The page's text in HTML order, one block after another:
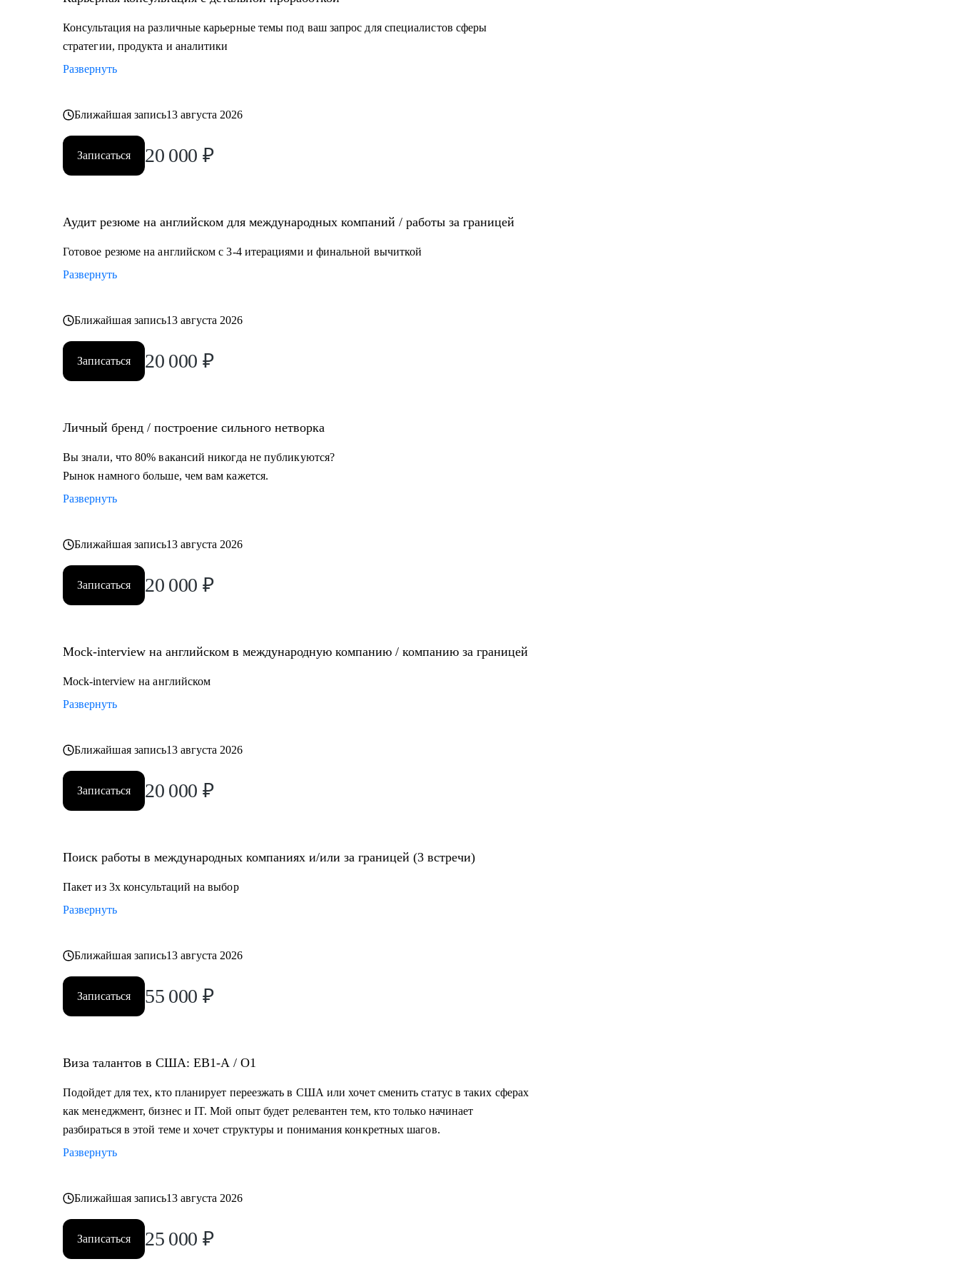
Кому могу помочь:
Product Management, Project Management
• Думает об иммиграции в США по визе талантов О1 / ЕВ1-А
• Хочет поступить в топовые бизнес школы в Европе
Консультация на различные карьерные темы под ваш запрос для специалистов сферы
стратегии, продукта и аналитики
Развернуть
Ближайшая запись13 августа 2026
Записаться 20 000 ₽
Аудит резюме на английском для международных компаний / работы за границей
Готовое резюме на английском с 3-4 итерациями и финальной вычиткой
Развернуть
Ближайшая запись13 августа 2026
Записаться 20 000 ₽
Личный бренд / построение сильного нетворка
Вы знали, что 80% вакансий никогда не публикуются?
Рынок намного больше, чем вам кажется.
Развернуть
Ближайшая запись13 августа 2026
Записаться 20 000 ₽
Mock-interview на английском в международную компанию / компанию за границей
Mock-interview на английском
Развернуть
Ближайшая запись13 августа 2026
Записаться 20 000 ₽
Поиск работы в международных компаниях и/или за границей (3 встречи)
Пакет из 3х консультаций на выбор
Развернуть
Ближайшая запись13 августа 2026
Записаться 55 000 ₽
Виза талантов в США: EB1-A / O1
Подойдет для тех, кто планирует переезжать в США или хочет сменить статус в таких сферах
как менеджмент, бизнес и IT. Мой опыт будет релевантен тем, кто только начинает
разбираться в этой теме и хочет структуры и понимания конкретных шагов.
Развернуть
Ближайшая запись13 августа 2026
Записаться 25 000 ₽